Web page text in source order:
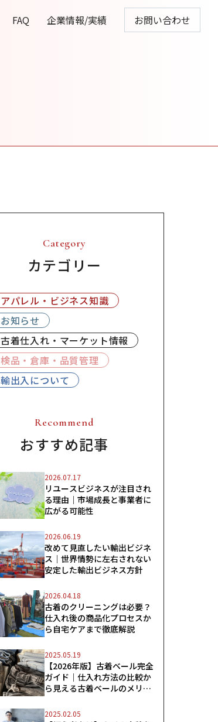
FAQ 企業情報/実績 お問い合わせ
Category
カテゴリー
アパレル・ビジネス知識
お知らせ
古着仕入れ・マーケット情報
検品・倉庫・品質管理
輸出入について
Recommend
おすすめ記事
2026.07.17
リユースビジネスが注目され
る理由｜市場成長と事業者に
広がる可能性
2026.06.19
改めて見直したい輸出ビジネ
ス｜世界情勢に左右されない
安定した輸出ビジネス方針
2026.04.18
古着のクリーニングは必要？
仕入れ後の商品化プロセスか
ら自宅ケアまで徹底解説
2025.05.19
【2026年版】古着ベール完全
ガイド｜仕入れ方法の比較か
ら見える古着ベールのメリッ
2025.02.05